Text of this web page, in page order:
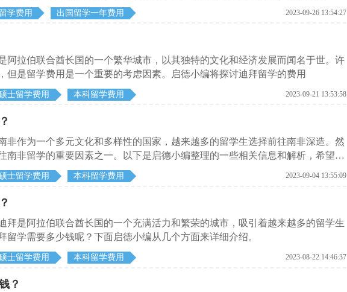
学费用 出国留学一年费用 2023-09-26 13:54:27
阿拉伯联合酋长国的一个繁华城市，以其独特的文化和经济发展而闻名于世。许
但是留学费用是一个重要的考虑因素。启德小编将探讨迪拜留学的费用
士留学费用 本科留学费用 2023-09-21 13:53:58
非作为一个多元文化和多样性的国家，越来越多的留学生选择前往南非深造。然
南非留学的重要因素之一。以下是启德小编整理的一些相关信息和解析，希望可
士留学费用 本科留学费用 2023-09-04 13:55:09
拜是阿拉伯联合酋长国的一个充满活力和繁荣的城市，吸引着越来越多的留学生
留学需要多少钱呢？下面启德小编从几个方面来详细介绍。
士留学费用 本科留学费用 2023-08-22 14:46:37
？